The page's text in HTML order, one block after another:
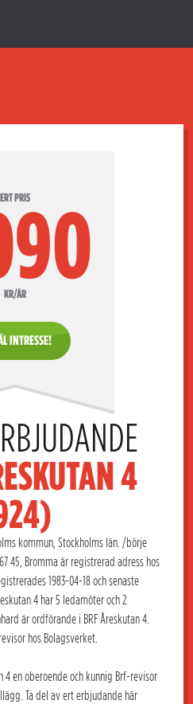
ERT PRIS
KR/ÅR
INTRESSE!
4
kommun, Stockholms län. /börje
45, Bromma är registrerad adress hos
1983-04-18 och senaste
4 har 5 ledamöter och 2
är ordförande i BRF Åreskutan 4.
hos Bolagsverket.
4 en oberoende och kunnig Brf-revisor
Ta del av ert erbjudande här